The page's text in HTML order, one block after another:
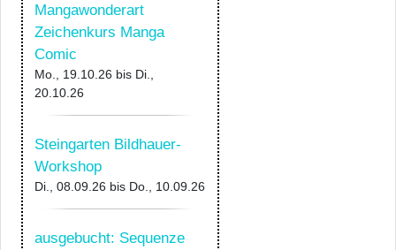
Mangawonderart
Zeichenkurs Manga
Comic
Mo., 19.10.26 bis Di.,
20.10.26
Steingarten Bildhauer-
Workshop
Di., 08.09.26 bis Do., 10.09.26
ausgebucht: Sequenze